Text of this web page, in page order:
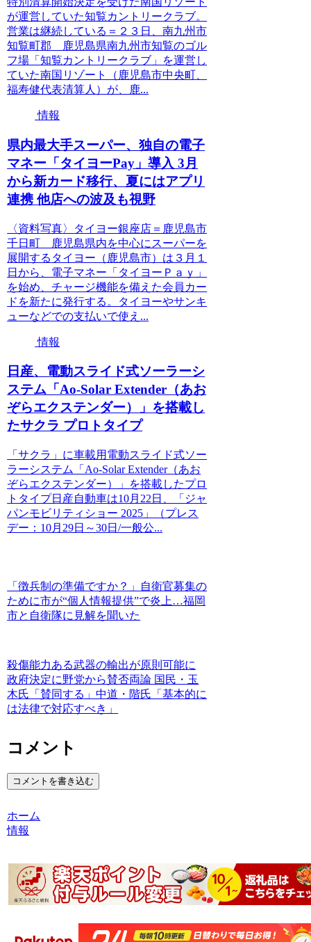
が運営していた知覧カントリークラブ。
営業は継続している＝２３日、南九州市
知覧町郡 鹿児島県南九州市知覧のゴル
フ場「知覧カントリークラブ」を運営し
ていた南国リゾート（鹿児島市中央町、
福寿健代表清算人）が、鹿...
情報
県内最大手スーパー、独自の電子
マネー「タイヨーPay」導入 3月
から新カード移行、夏にはアプリ
連携 他店への波及も視野
〈資料写真〉タイヨー銀座店＝鹿児島市
千日町 鹿児島県内を中心にスーパーを
展開するタイヨー（鹿児島市）は３月１
日から、電子マネー「タイヨーＰａｙ」
を始め、チャージ機能を備えた会員カー
ドを新たに発行する。タイヨーやサンキ
ューなどでの支払いで使え...
情報
日産、電動スライド式ソーラーシ
ステム「Ao-Solar Extender（あお
ぞらエクステンダー）」を搭載し
たサクラ プロトタイプ
「サクラ」に車載用電動スライド式ソー
ラーシステム「Ao-Solar Extender（あお
ぞらエクステンダー）」を搭載したプロ
トタイプ日産自動車は10月22日、「ジャ
パンモビリティショー 2025」（プレス
デー：10月29日～30日/一般公...
「徴兵制の準備ですか？」自衛官募集の
ために市が“個人情報提供”で炎上…福岡
市と自衛隊に見解を聞いた
殺傷能力ある武器の輸出が原則可能に
政府決定に野党から賛否両論 国民・玉
木氏「賛同する」中道・階氏「基本的に
は法律で対応すべき」
コメント
コメントを書き込む
ホーム
情報